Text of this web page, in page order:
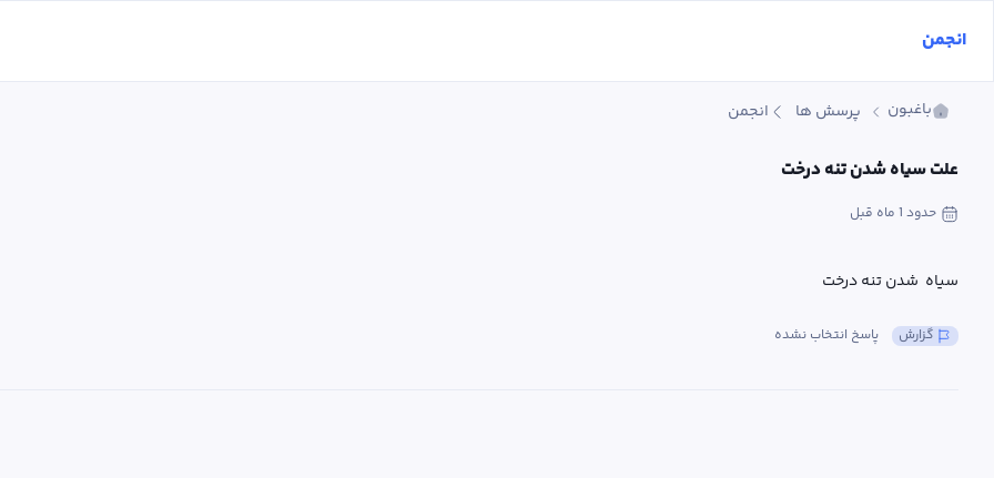
باغبون پرسش ها انجمن
علت سیاه شدن تنه درخت
حدود 1 ماه قبل
سیاه  شدن تنه درخت
پاسخ انتخاب نشده گزارش
انجمن